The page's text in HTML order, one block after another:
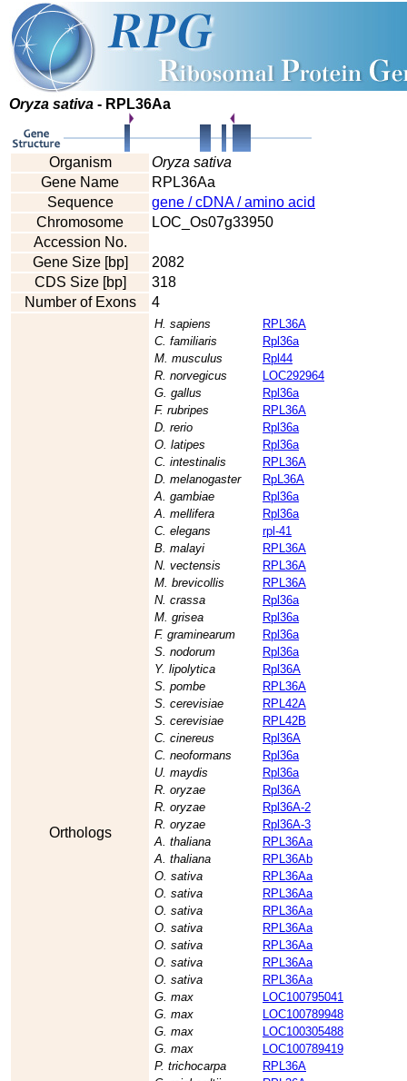
Oryza sativa - RPL36Aa
Organism
Oryza sativa
Gene Name
RPL36Aa
Sequence
gene / cDNA / amino acid
Chromosome
LOC_Os07g33950
Accession No.
Gene Size [bp]
2082
CDS Size [bp]
318
Number of Exons
4
Orthologs
H. sapiens
RPL36A
C. familiaris
Rpl36a
M. musculus
Rpl44
R. norvegicus
LOC292964
G. gallus
Rpl36a
F. rubripes
RPL36A
D. rerio
Rpl36a
O. latipes
Rpl36a
C. intestinalis
RPL36A
D. melanogaster
RpL36A
A. gambiae
Rpl36a
A. mellifera
Rpl36a
C. elegans
rpl-41
B. malayi
RPL36A
N. vectensis
RPL36A
M. brevicollis
RPL36A
N. crassa
Rpl36a
M. grisea
Rpl36a
F. graminearum
Rpl36a
S. nodorum
Rpl36a
Y. lipolytica
Rpl36A
S. pombe
RPL36A
S. cerevisiae
RPL42A
S. cerevisiae
RPL42B
C. cinereus
Rpl36A
C. neoformans
Rpl36a
U. maydis
Rpl36a
R. oryzae
Rpl36A
R. oryzae
Rpl36A-2
R. oryzae
Rpl36A-3
A. thaliana
RPL36Aa
A. thaliana
RPL36Ab
O. sativa
RPL36Aa
O. sativa
RPL36Aa
O. sativa
RPL36Aa
O. sativa
RPL36Aa
O. sativa
RPL36Aa
O. sativa
RPL36Aa
O. sativa
RPL36Aa
G. max
LOC100795041
G. max
LOC100789948
G. max
LOC100305488
G. max
LOC100789419
P. trichocarpa
RPL36A